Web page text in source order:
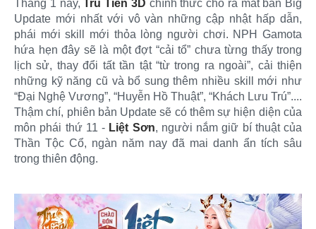
Tháng 1 này,Tru Tiên 3D chính thức cho ra mắt bản Big
Update mới nhất với vô vàn những cập nhật hấp dẫn,
phái mới skill mới thỏa lòng người chơi. NPH Gamota
hứa hẹn đây sẽ là một đợt “cải tổ” chưa từng thấy trong
lịch sử, thay đổi tất tần tật “từ trong ra ngoài”, cải thiện
những kỹ năng cũ và bổ sung thêm nhiều skill mới như
“Đại Nghệ Vương”, “Huyễn Hồ Thuật”, “Khách Lưu Trú”....
Thậm chí, phiên bản Update sẽ có thêm sự hiện diện của
môn phái thứ 11 - Liệt Sơn, người nắm giữ bí thuật của
Thần Tộc Cổ, ngàn năm nay đã mai danh ẩn tích sâu
trong thiên động.